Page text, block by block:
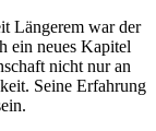
Längerem war der
ein neues Kapitel
nicht nur an
Seine Erfahrung